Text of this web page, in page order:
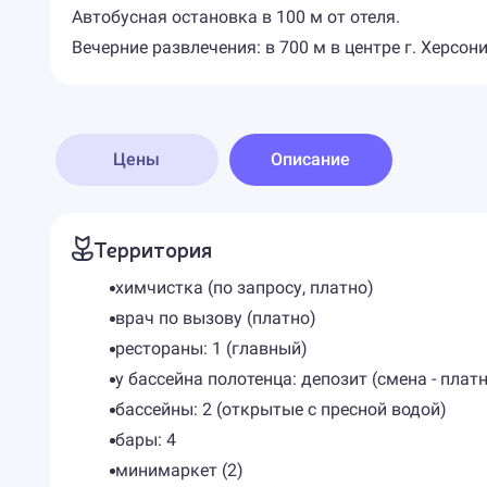
Автобусная остановка в 100 м от отеля.
Вечерние развлечения: в 700 м в центре г.
Цены Описание
Территория
химчистка (по запросу, платно)
врач по вызову (платно)
рестораны: 1 (главный)
у бассейна полотенца: депозит (смена -
бассейны: 2 (открытые с пресной водой)
бары: 4
минимаркет (2)